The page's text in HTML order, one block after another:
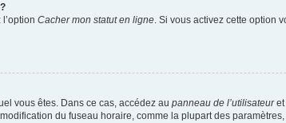
Cacher mon statut en ligne . Si vous activez cette option
vous êtes. Dans ce cas, accédez au panneau de l’utilisateuret
du fuseau horaire, comme la plupart des